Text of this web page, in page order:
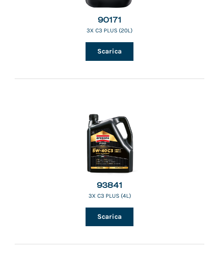
90171
3X C3 PLUS (20L)
Scarica
93841
3X C3 PLUS (4L)
Scarica